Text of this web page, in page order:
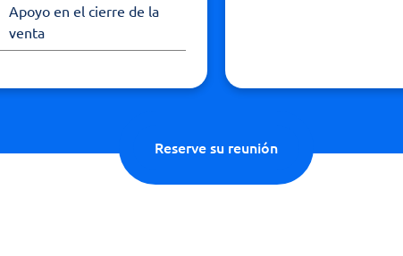
Apoyo en el cierre de la
venta
Reserve su reunión